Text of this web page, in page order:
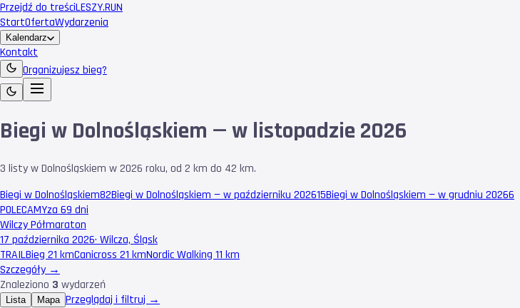
Przejdź do treściLESZY.RUN
StartOfertaWydarzenia
Kalendarz
Kontakt
Organizujesz bieg?
Biegi w Dolnośląskiem — w listopadzie 2026
3 listy w Dolnośląskiem w 2026 roku, od 2 km do 42 km.
Biegi w Dolnośląskiem82Biegi w Dolnośląskiem — w październiku 202615Biegi w Dolnośląskiem — w grudniu 20266
POLECAMYza 69 dni
Wilczy Półmaraton
17 października 2026· Wilcza, Śląsk
TRAILBieg 21 kmCanicross 21 kmNordic Walking 11 km
Szczegóły →
Znaleziono 3 wydarzeń
Lista Mapa Przeglądaj i filtruj →